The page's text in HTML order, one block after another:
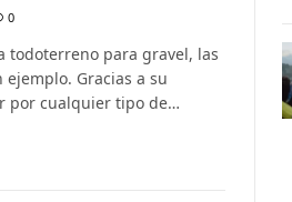
0
todoterreno para gravel, las
Gracias a su
por cualquier tipo de…